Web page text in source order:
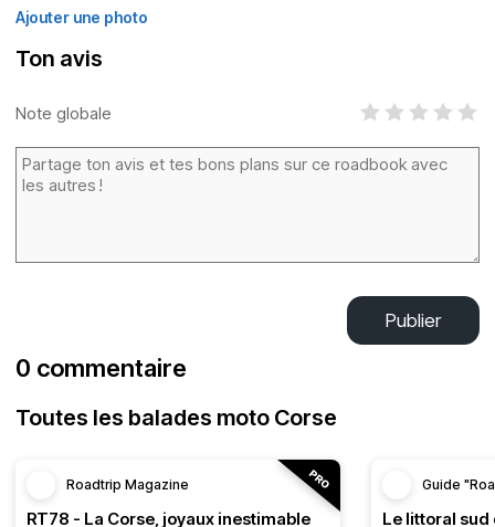
Ajouter une photo
Ton avis
Note globale
Publier
0 commentaire
Toutes les balades moto Corse
Roadtrip Magazine
RT78 - La Corse, joyaux inestimable
Guide
Le littoral sud